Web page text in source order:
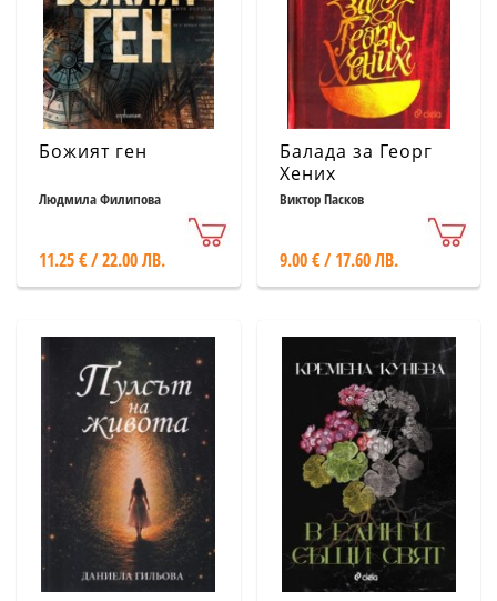
Божият ген
Людмила Филипова
11.25 € / 22.00 ЛВ.
Балада за Георг
Хених
Виктор Пасков
9.00 € / 17.60 ЛВ.